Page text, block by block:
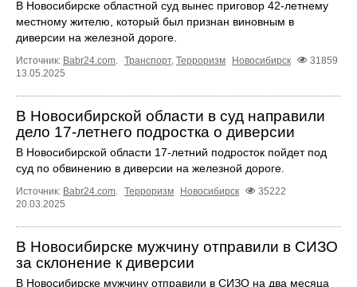
В Новосибирске областной суд вынес приговор 42-летнему
местному жителю, который был признан виновным в
диверсии на железной дороге.
Источник: Babr24.com Транспорт, Терроризм Новосибирск
31859
13.05.2025
В Новосибирской области в суд направили
дело 17-летнего подростка о диверсии
В Новосибирской области 17-летний подросток пойдет под
суд по обвинению в диверсии на железной дороге.
Источник: Babr24.com. Терроризм Новосибирск
35222
20.03.2025
В Новосибирске мужчину отправили в СИЗО
за склонение к диверсии
В Новосибирске мужчину отправили в СИЗО на два месяца